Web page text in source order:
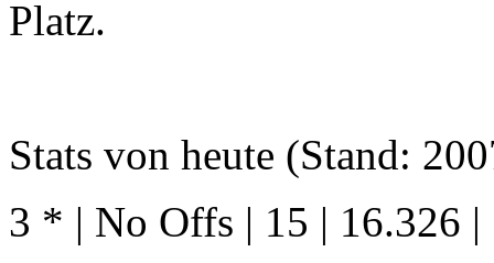
Platz.
Stats von heute (Stand:
3 * | No Offs | 15 | 16.326 |